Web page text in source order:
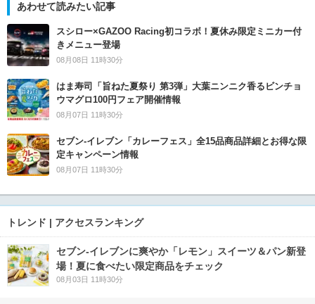
あわせて読みたい記事
スシロー×GAZOO Racing初コラボ！夏休み限定ミニカー付
きメニュー登場
08月08日 11時30分
はま寿司「旨ねた夏祭り 第3弾」大葉ニンニク香るビンチョ
ウマグロ100円フェア開催情報
08月07日 11時30分
セブン‐イレブン「カレーフェス」全15品商品詳細とお得な限
定キャンペーン情報
08月07日 11時30分
トレンド | アクセスランキング
セブン‐イレブンに爽やか「レモン」スイーツ＆パン新登
場！夏に食べたい限定商品をチェック
08月03日 11時30分